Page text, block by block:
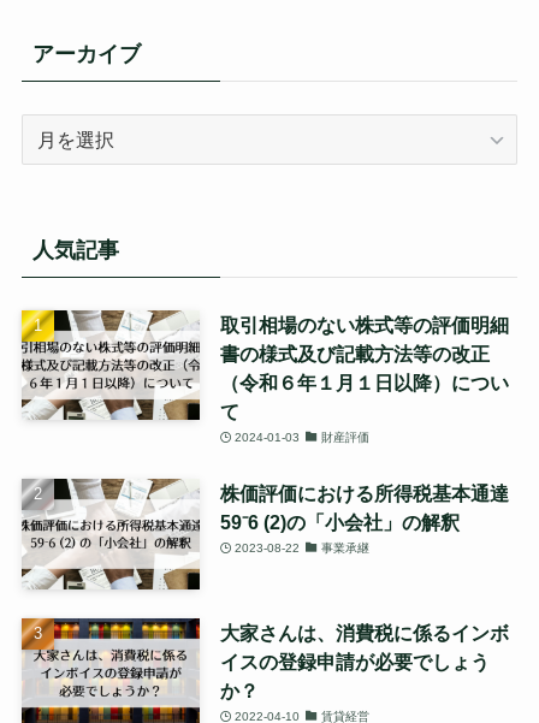
アーカイブ
人気記事
取引相場のない株式等の評価明細
書の様式及び記載方法等の改正
（令和６年１月１日以降）につい
て
2024-01-03 財産評価
株価評価における所得税基本通達
59⁻6 (2)の「小会社」の解釈
2023-08-22 事業承継
大家さんは、消費税に係るインボ
イスの登録申請が必要でしょう
か？
2022-04-10 賃貸経営